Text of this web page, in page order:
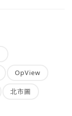
OpView
北市圖